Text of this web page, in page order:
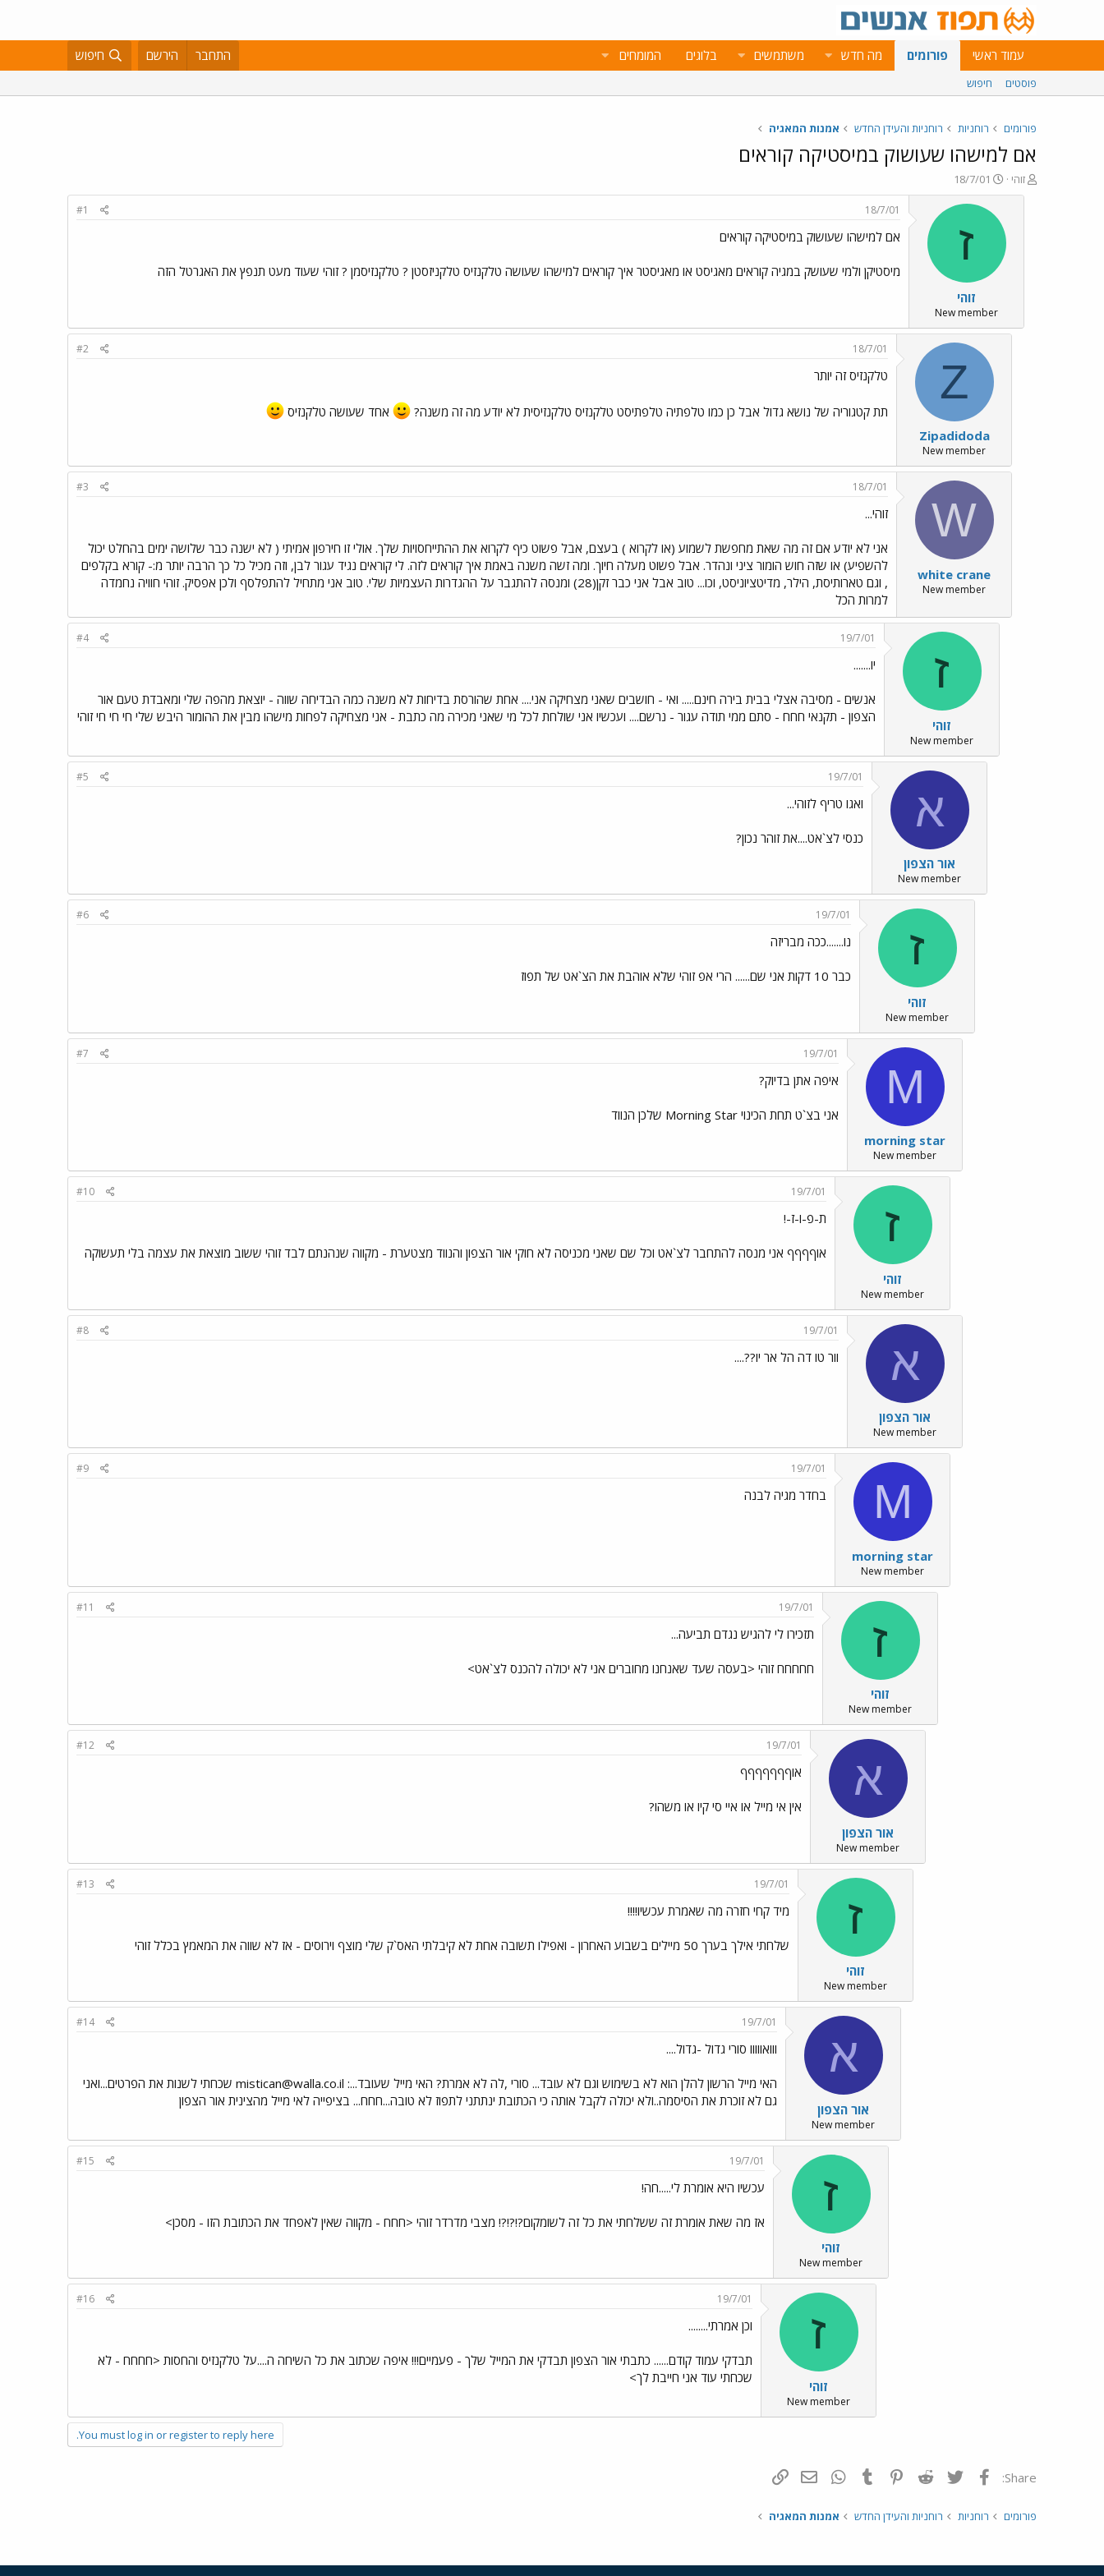
עמוד ראשי פורומים מה חדש משתמשים בלוגים המומחים התחבר הירשם חיפוש
פוסטים חיפוש
פורומים רוחניות רוחניות והעידן החדש אמנות המאגיה
אם למישהו שעושוק במיסטיקה קוראים
פ
ו
זוהי
פ
ו
ר
א
י
ך
18/7/01
ז
זוהי
New member
18/7/01
#1
אם למישהו שעושוק במיסטיקה קוראים
מיסטיקן ולמי שעושק במגיה קוראים מאגיסט או מאגיסטר איך קוראים למישהו שעושה טלקנזיס טלקניזסטן ? טלקנזיסמן ? זוהי שעוד מעט תנפץ את האגרטל הזה
Z
Zipadidoda
New member
18/7/01
#2
טלקנזיס זה יותר
תת קטגוריה של נושא גדול אבל כן כמו טלפתיה טלפתיסט טלקנזיס טלקנזיסית לא יודע מה זה משנה? אחד שעושה טלקנזיס
W
white crane
New member
18/7/01
#3
זוהי...
אני לא יודע אם זה מה שאת מחפשת לשמוע (או לקרוא ) בעצם, אבל פשוט כיף לקרוא את ההתייחסויות שלך. אולי זו חירפון אמיתי ( לא ישנה כבר שלושה ימים בהחלט יכול
להשפיע) או שזה חוש הומור ציני ונהדר. אבל פשוט מעלה חיוך. ומה זשה משנה באמת איך קוראים לזה. לי קוראים נגיד עגור לבן, וזה מכיל כל כך הרבה יותר מ:- קורא בקלפים
, וגם טארותיסת, הילר, מדיטציוניסט, וכו... טוב אבל אני כבר זקן(28) ומנסה להתגבר על ההגדרות העצמיות שלי. טוב אני מתחיל להתפלסף ולכן אפסיק. זוהי חוויה נחמדה
למרות הכל
ז
זוהי
New member
19/7/01
#4
יו.......
אנשים - מסיבה אצלי בבית בירה חינם..... ואי - חושבים שאני מצחיקה אני.... אחת שהורסת בדיחות לא משנה כמה הבדיחה שווה - יוצאת מהפה שלי ומאבדת טעם אור
הצפון - תקנאי חחח - סתם ממי תודה עגור - נרשם.... ועכשיו אני שולחת לכל מי שאני מכירה מה כתבת - אני מצחיקה לפחות מישהו מבין את ההומור היבש שלי חי חי חי זוהי
א
אור הצפון
New member
19/7/01
#5
ואגו טריף לזוהי...
כנסי לצ`אט....את זוהר נכון?
ז
זוהי
New member
19/7/01
#6
נו.......ככה מבריזה
כבר 10 דקות אני שם...... הרי אפ זוהי שלא אוהבת את הצ`אט של תפוז
M
morning star
New member
19/7/01
#7
איפה אתן בדיוק?
אני בצ`ט תחת הכינוי Morning Star שלכן הנווד
ז
זוהי
New member
19/7/01
#10
ת-פ-ו-ז-!
אוףףףף אני מנסה להתחבר לצ`אט וכל שם שאני מכניסה לא חוקי אור הצפון והנווד מצטערת - מקווה שנהנתם לבד זוהי ששוב מוצאת את עצמה בלי תעשוקה
א
אור הצפון
New member
19/7/01
#8
וור טו דה הל אר יו??....
M
morning star
New member
19/7/01
#9
בחדר מגיה לבנה
ז
זוהי
New member
19/7/01
#11
תזכירו לי להגיש נגדם תביעה...
חחחחח זוהי <בעסה שעד שאנחנו מחוברים אני לא יכולה להכנס לצ`אט>
א
אור הצפון
New member
19/7/01
#12
אוףףףףףףף
אין אי מייל או איי סי קיו או משהו?
ז
זוהי
New member
19/7/01
#13
מיד קחי חזרה מה שאמרת עכשיו!!!!
שלחתי אילך בערך 50 מיילים בשבוע האחרון - ואפילו תשובה אחת לא קיבלתי האס`ק שלי מוצף וירוסים - אז לא שווה את המאמץ בכלל זוהי
א
אור הצפון
New member
19/7/01
#14
ווואווווו סורי גדול -גדול....
האי מייל הרשון להלן הוא לא בשימוש וגם לא עובד... סורי ,לה לא אמרת? האי מייל שעובד...: mistican@walla.co.il שכחתי לשנות את הפרטים...ואני
גם לא זוכרת את הסיסמה..ולא יכולה לקבל אותה כי הכתובת ינתתני לתפוז לא טובה...חחח... בציפייה לאי מייל מהצינית אור הצפון
ז
זוהי
New member
19/7/01
#15
עכשיו היא אומרת לי.....חה!
אז מה שאת אומרת זה ששלחתי את כל זה לשומקום?!?!?! מצבי מדרדר זוהי <חחח - מקווה שאין לאפחד את הכתובת הזו - מסכן>
ז
זוהי
New member
19/7/01
#16
וכן אמרתי........
תבדקי עמוד קודם...... כתבתי אור הצפון תבדקי את המייל שלך - פעמיים!!! איפה שכתוב את כל השיחה ה....על טלקנזיס והחסות <חחחח - לא
שכחתי עוד אני חייבת לך>
You must log in or register to reply here.
Share: פייסבוק Twitter
Reddit
Pinterest
Tumblr
WhatsAppדואר אלקטרוני
פורומים רוחניות רוחניות והעידן החדש אמנות המאגיה